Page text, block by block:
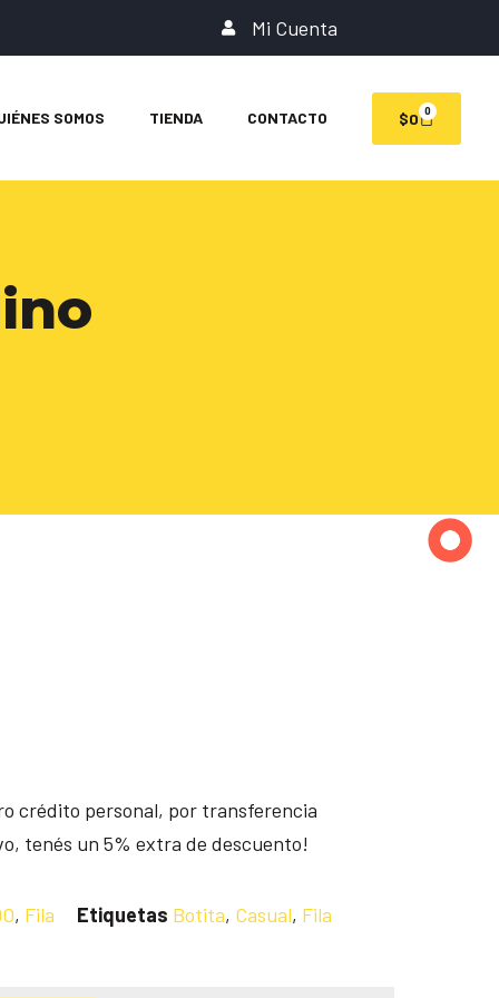
Mi Cuenta
SOMOS TIENDA CONTACTO $0 0
crédito personal, por transferencia
tenés un 5% extra de descuento!
, Fila Etiquetas Botita, Casual, Fila